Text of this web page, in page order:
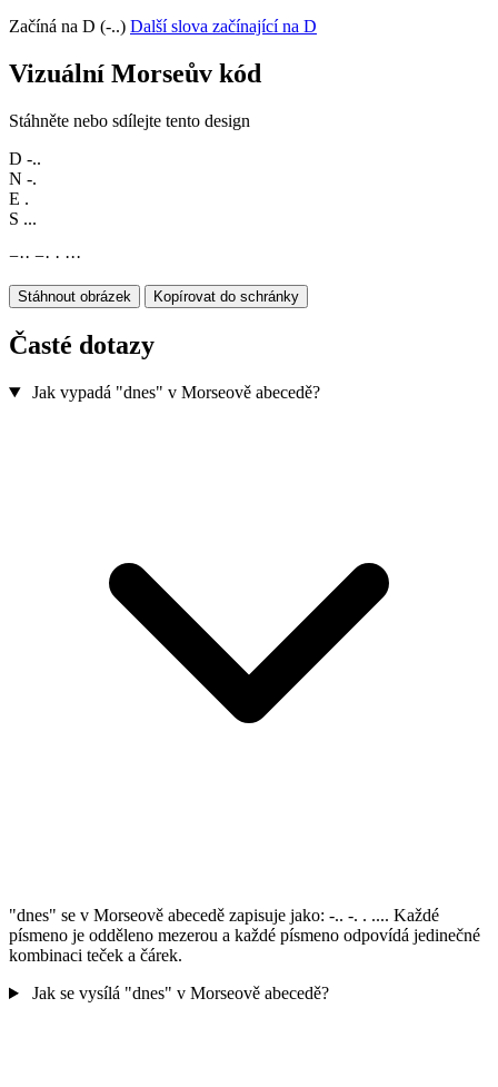
Začíná na D (-..) Další slova začínající na D
Vizuální Morseův kód
Stáhněte nebo sdílejte tento design
D -..
N -.
E .
S ...
−·· −· · ···
Stáhnout obrázek Kopírovat do schránky
Časté dotazy
Jak vypadá "dnes" v Morseově abecedě?
"dnes" se v Morseově abecedě zapisuje jako: -.. -. . .... Každé
písmeno je odděleno mezerou a každé písmeno odpovídá jedinečné
kombinaci teček a čárek.
Jak se vysílá "dnes" v Morseově abecedě?